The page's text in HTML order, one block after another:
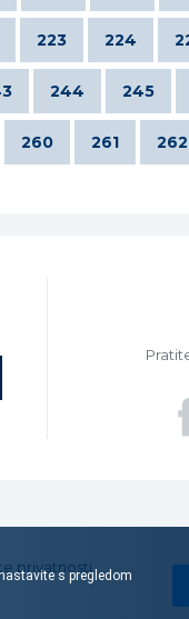
223 224
244 245
260 261 262
privatnosti
s pregledom